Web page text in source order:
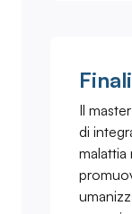
Il
di
malattia